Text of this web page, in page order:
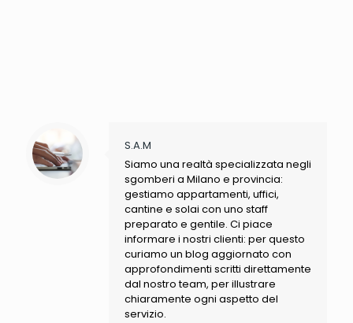
S.A.M
Siamo una realtà specializzata negli
sgomberi a Milano e provincia:
gestiamo appartamenti, uffici,
cantine e solai con uno staff
preparato e gentile. Ci piace
informare i nostri clienti: per questo
curiamo un blog aggiornato con
approfondimenti scritti direttamente
dal nostro team, per illustrare
chiaramente ogni aspetto del
servizio.